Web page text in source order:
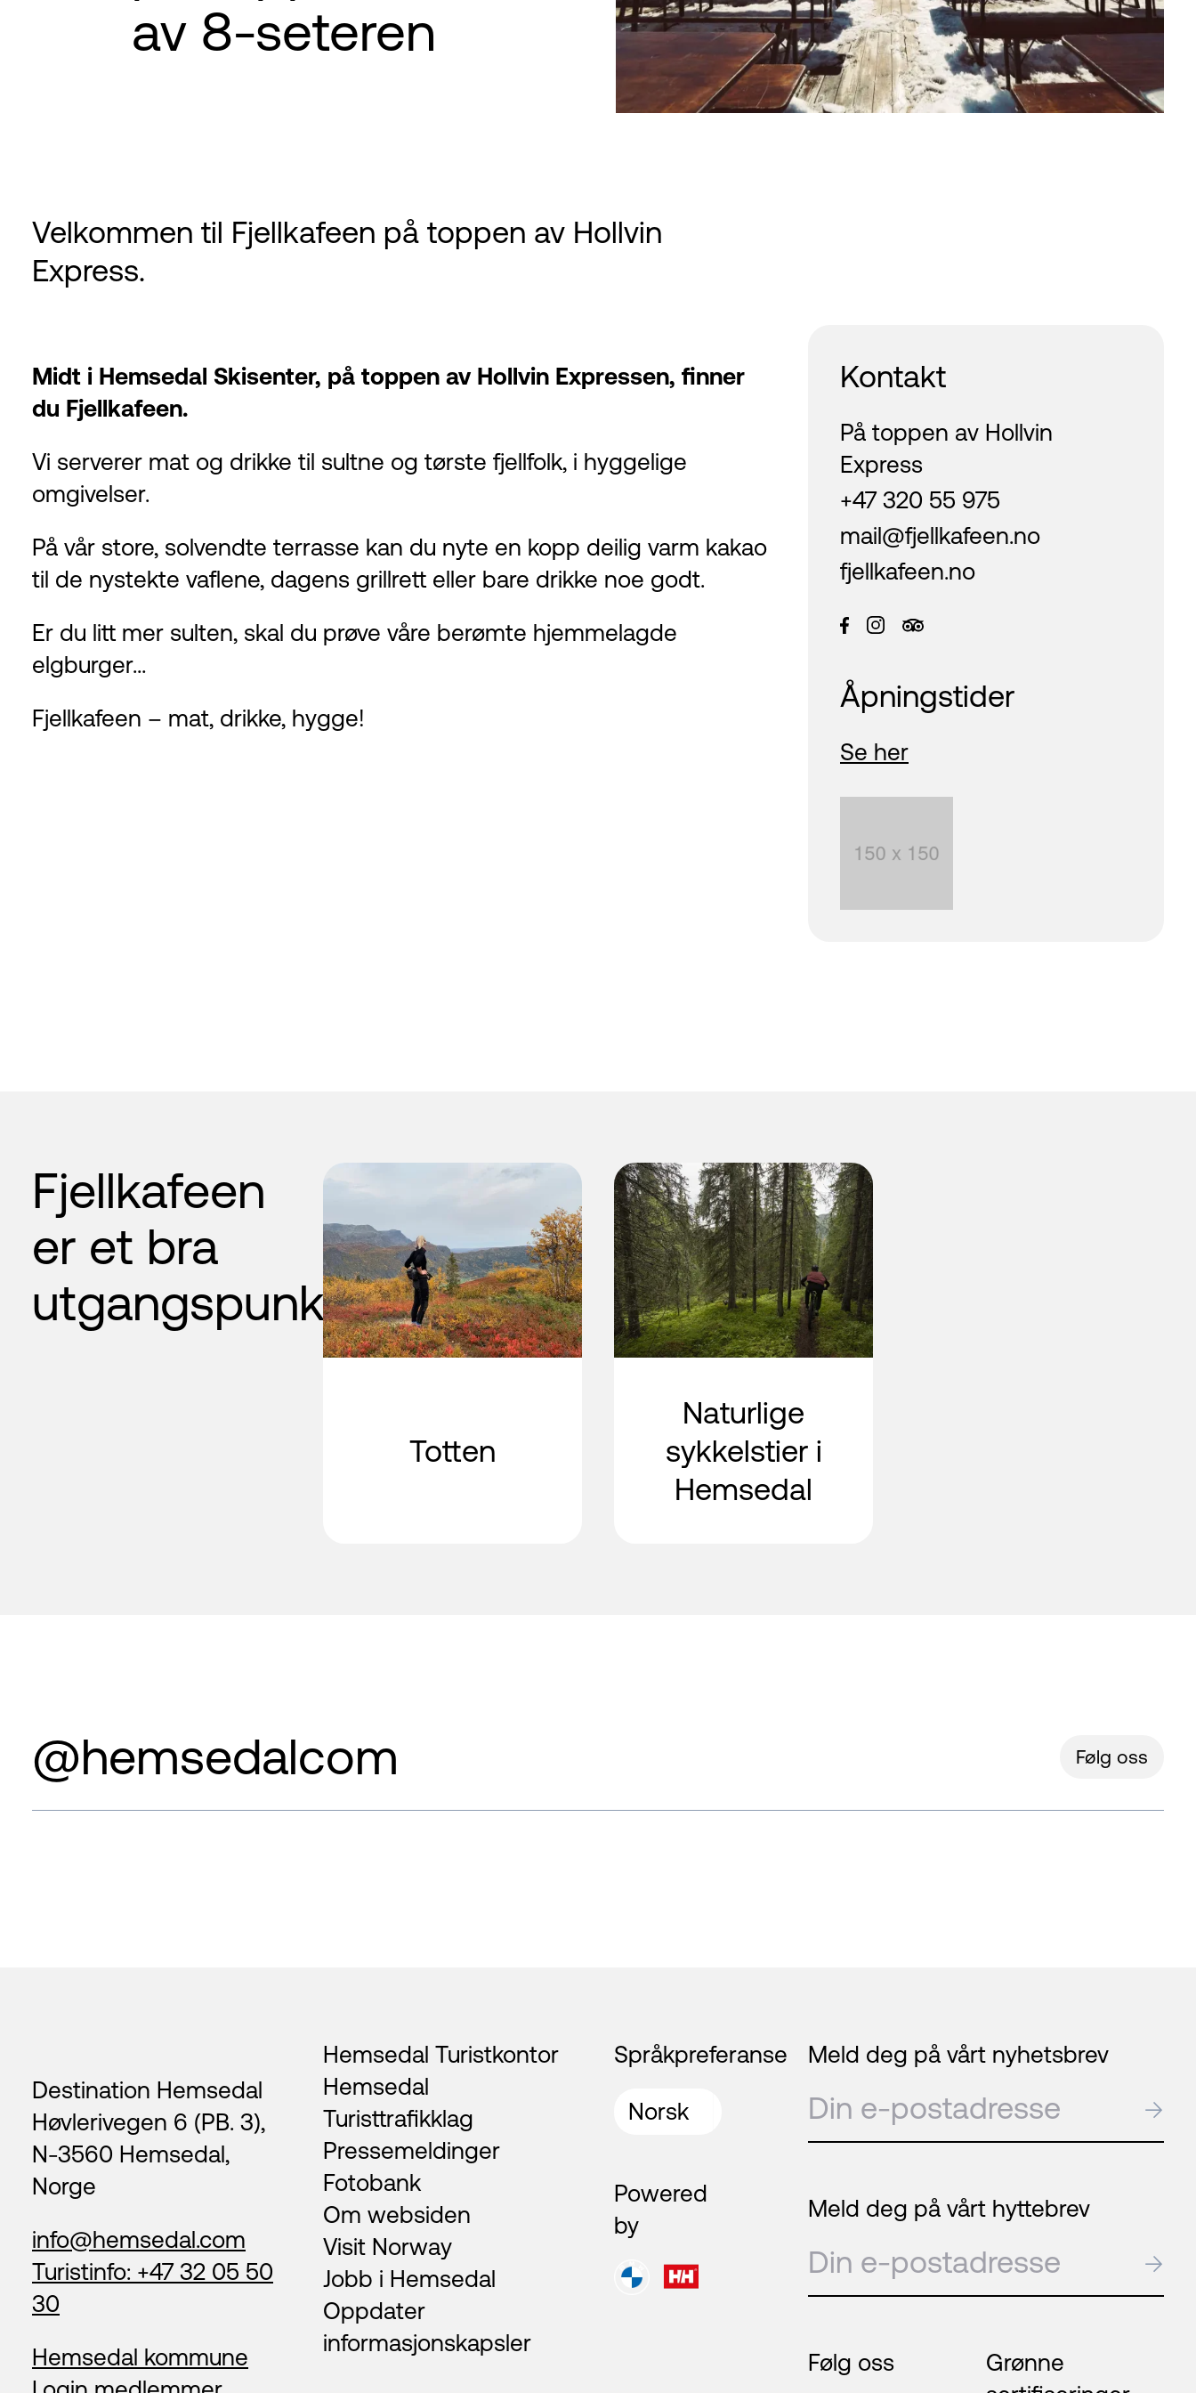
av 8-seteren
Velkommen til Fjellkafeen på toppen av Hollvin
Express.
Midt i Hemsedal Skisenter, på toppen av Hollvin Expressen, finner
du Fjellkafeen.
Vi serverer mat og drikke til sultne og tørste fjellfolk, i hyggelige
omgivelser.
På vår store, solvendte terrasse kan du nyte en kopp deilig varm kakao
til de nystekte vaflene, dagens grillrett eller bare drikke noe godt.
Er du litt mer sulten, skal du prøve våre berømte hjemmelagde
elgburger…
Fjellkafeen – mat, drikke, hygge!
Kontakt
På toppen av Hollvin
Express
+47 320 55 975
mail@fjellkafeen.no
fjellkafeen.no
Åpningstider
Se her
Fjellkafeen
er et bra
utgangspunkt
Totten
Naturlige
sykkelstier i
Hemsedal
@hemsedalcom Følg oss
Destination Hemsedal
Høvlerivegen 6 (PB. 3),
N-3560 Hemsedal,
Norge
info@hemsedal.com
Turistinfo: +47 32 05 50
30
Hemsedal kommune
Hemsedal Turistkontor
Hemsedal
Turisttrafikklag
Pressemeldinger
Fotobank
Om websiden
Visit Norway
Jobb i Hemsedal
Oppdater
informasjonskapsler
Språkpreferanse
Powered
by
Meld deg på vårt nyhetsbrev
E-post
→
Meld deg på vårt hyttebrev
E-post
→
Følg oss
Grønne